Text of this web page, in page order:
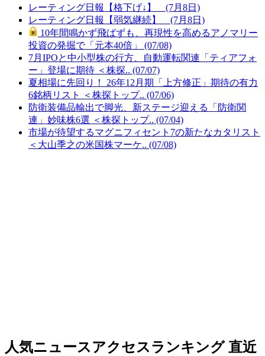
レーティング日報【格下げ↓】 (7月8日)
レーティング日報【弱気継続】 (7月8日)
10年間鳴かず飛ばずも、再現性を高めるアノマリー
投資の発掘で「元本40倍」 (07/08)
7月IPOと中小型株の行方、自動運転関連「ティアフォ
ー」登場に期待 ＜株探.. (07/07)
夏相場に先回り！ 26年12月期「上方修正」期待の有力
6銘柄リスト ＜株探トップ.. (07/06)
防衛装備品輸出で脚光、新ステージ迎える「防衛関
連」妙味株6選 ＜株探トップ.. (07/04)
市場が待望するマグニフィセント7の新たなカタリスト
＜大山季之の米国株マーケ.. (07/08)
人気ニュースアクセスランキング 直近